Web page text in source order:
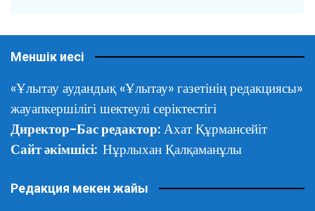
Меншік иесі
«Ұлытау аудандық «Ұлытау» газетінің редакциясы»
жауапкершілігі шектеулі серіктестігі
Директор-Бас редактор: Ахат Құрмансейіт
Сайт әкімшісі: Нұрлыхан Қалқаманұлы
Редакция мекен жайы